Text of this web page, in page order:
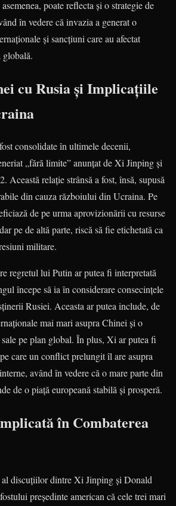
poate reflecta și o strategie de
în vedere că invazia a generat o
și sancțiuni care au afectat
globală.
cu Rusia și Implicațiile
consolidate în ultimele decenii,
„fără limite” anunțat de Xi Jinping și
Această relație strânsă a fost, însă, supusă
din cauza războiului din Ucraina. Pe
de pe urma aprovizionării cu resurse
pe de altă parte, riscă să fie etichetată ca
militare.
regretul lui Putin ar putea fi interpretată
începe să ia în considerare consecințele
Rusiei. Aceasta ar putea include, de
mai mari asupra Chinei și o
pe plan global. În plus, Xi ar putea fi
care un conflict prelungit îl are asupra
având în vedere că o mare parte din
de o piață europeană stabilă și prosperă.
în Combaterea
al discuțiilor dintre Xi Jinping și Donald
președinte american că cele trei mari